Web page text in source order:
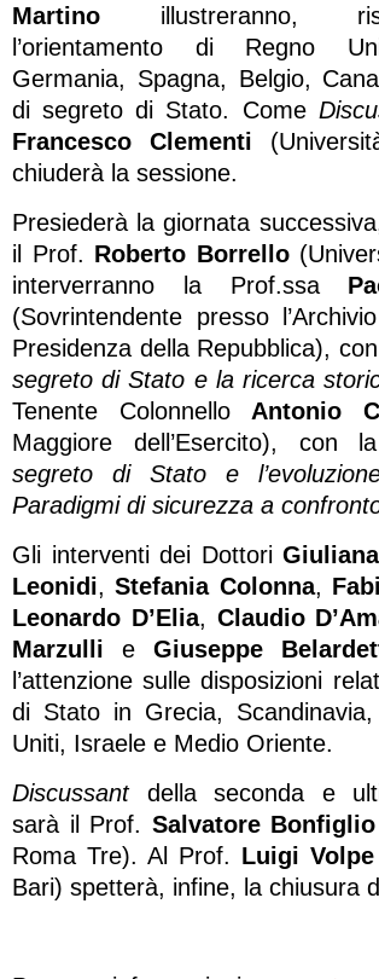
Martino illustreranno,
l’orientamento di Regno
Germania, Spagna, Belgio,
di segreto di Stato. Come
Francesco Clementi
chiuderà la sessione.
Presiederà la giornata
il Prof. Roberto Borrello
interverranno la Prof.ssa
(Sovrintendente presso
Presidenza della Repubblica),
segreto di Stato e la ricerca
Tenente Colonnello Antonio
Maggiore dell’Esercito), con
segreto di Stato e
Paradigmi di sicurezza a
Gli interventi dei Dottori
Leonidi,Stefania Colonna,
Leonardo D’Elia, Claudio
Marzulli e Giuseppe
l’attenzione sulle disposizioni
di Stato in Grecia,
Uniti, Israele e Medio Oriente.
Discussantdella seconda e
sarà il Prof. Salvatore Bonfiglio
Roma Tre). Al Prof. Luigi Volpe
Bari) spetterà, infine, la chiusura